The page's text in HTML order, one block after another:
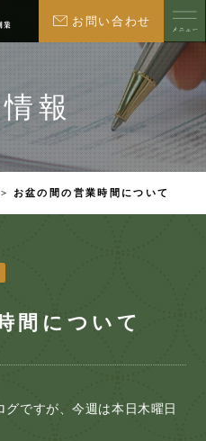
お問い合わせ
報
お盆の間の営業時間について
間について
ですが、今週は本日木曜日